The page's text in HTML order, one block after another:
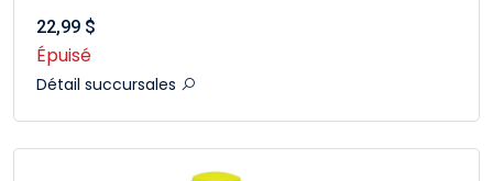
22,99 $
Épuisé
Détail succursales